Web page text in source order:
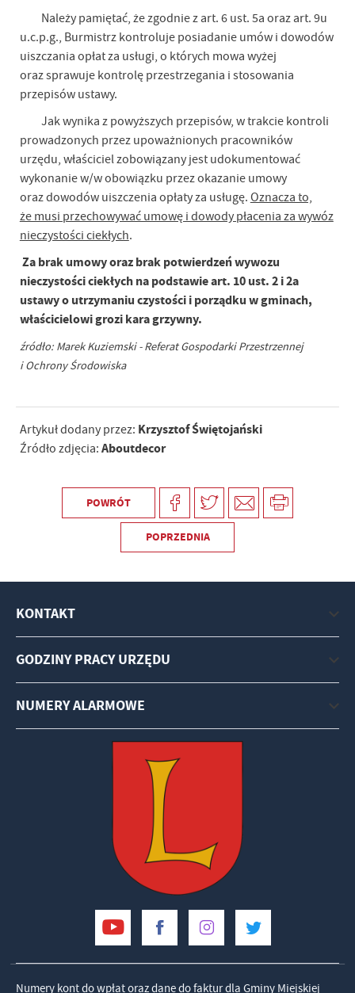
Należy pamiętać, że zgodnie z art. 6 ust. 5a oraz art. 9u
u.c.p.g., Burmistrz kontroluje posiadanie umów i dowodów
uiszczania opłat za usługi, o których mowa wyżej
oraz sprawuje kontrolę przestrzegania i stosowania
przepisów ustawy.
Jak wynika z powyższych przepisów, w trakcie kontroli
prowadzonych przez upoważnionych pracowników
urzędu, właściciel zobowiązany jest udokumentować
wykonanie w/w obowiązku przez okazanie umowy
oraz dowodów uiszczenia opłaty za usługę. Oznacza to,
że musi przechowywać umowę i dowody płacenia za wywóz
nieczystości ciekłych.
Za brak umowy oraz brak potwierdzeń wywozu
nieczystości ciekłych na podstawie art. 10 ust. 2 i 2a
ustawy o utrzymaniu czystości i porządku w gminach,
właścicielowi grozi kara grzywny.
źródło: Marek Kuziemski - Referat Gospodarki Przestrzennej
i Ochrony Środowiska
Artykuł dodany przez: Krzysztof Świętojański
Źródło zdjęcia: Aboutdecor
POWRÓT
POPRZEDNIA
KONTAKT
GODZINY PRACY URZĘDU
NUMERY ALARMOWE
Numery kont do wpłat oraz dane do faktur dla Gminy Miejskiej